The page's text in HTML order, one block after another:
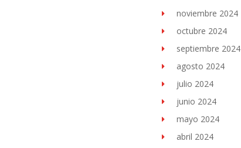
noviembre 2024
octubre 2024
septiembre 2024
agosto 2024
julio 2024
junio 2024
mayo 2024
abril 2024